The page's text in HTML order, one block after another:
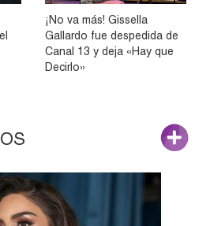
¡No va más! Gissella
Gallardo fue despedida de
Canal 13 y deja «Hay que
Decirlo»